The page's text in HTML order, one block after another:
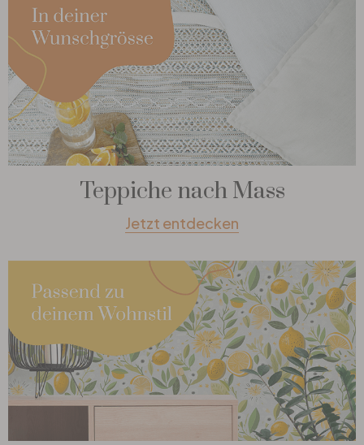
Teppiche nach Mass
Jetzt entdecken